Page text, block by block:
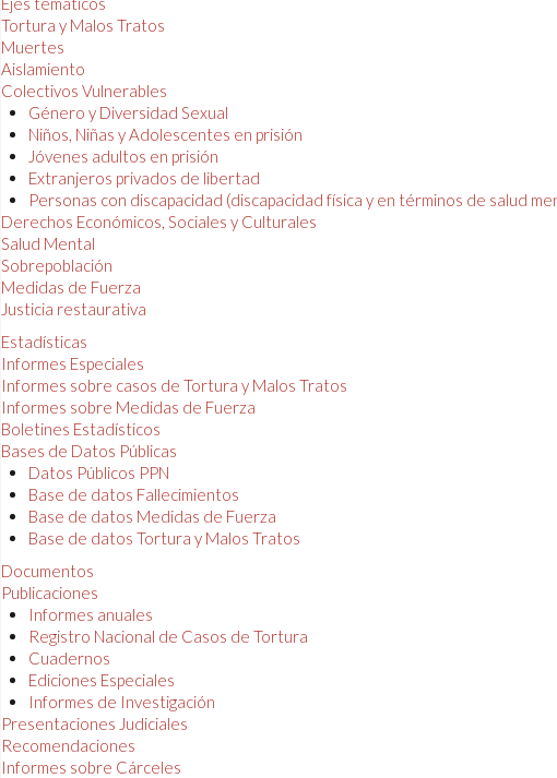
Tortura y Malos Tratos
Muertes
Aislamiento
Colectivos Vulnerables
Género y Diversidad Sexual
Niños, Niñas y Adolescentes en prisión
Jóvenes adultos en prisión
Extranjeros privados de libertad
Personas con discapacidad (discapacidad física y en términos de salud
Derechos Económicos, Sociales y Culturales
Salud Mental
Sobrepoblación
Medidas de Fuerza
Justicia restaurativa
Estadísticas
Informes Especiales
Informes sobre casos de Tortura y Malos Tratos
Informes sobre Medidas de Fuerza
Boletines Estadísticos
Bases de Datos Públicas
Datos Públicos PPN
Base de datos Fallecimientos
Base de datos Medidas de Fuerza
Base de datos Tortura y Malos Tratos
Documentos
Publicaciones
Informes anuales
Registro Nacional de Casos de Tortura
Cuadernos
Ediciones Especiales
Informes de Investigación
Presentaciones Judiciales
Recomendaciones
Informes sobre Cárceles